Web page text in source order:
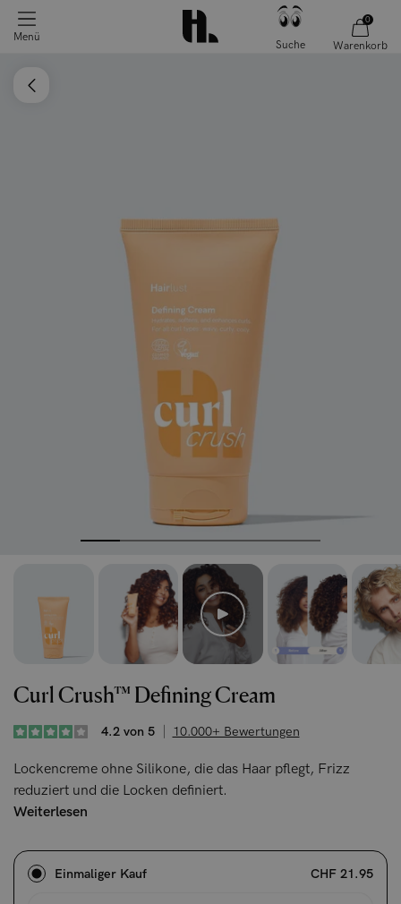
Menü
Suche
0
Warenkorb
Curl Crush™ Defining Cream
4.2 von 5 10.000+ Bewertungen
Lockencreme ohne Silikone, die das Haar pflegt, Frizz
reduziert und die Locken definiert.
Weiterlesen
Einmaliger Kauf CHF 21.95